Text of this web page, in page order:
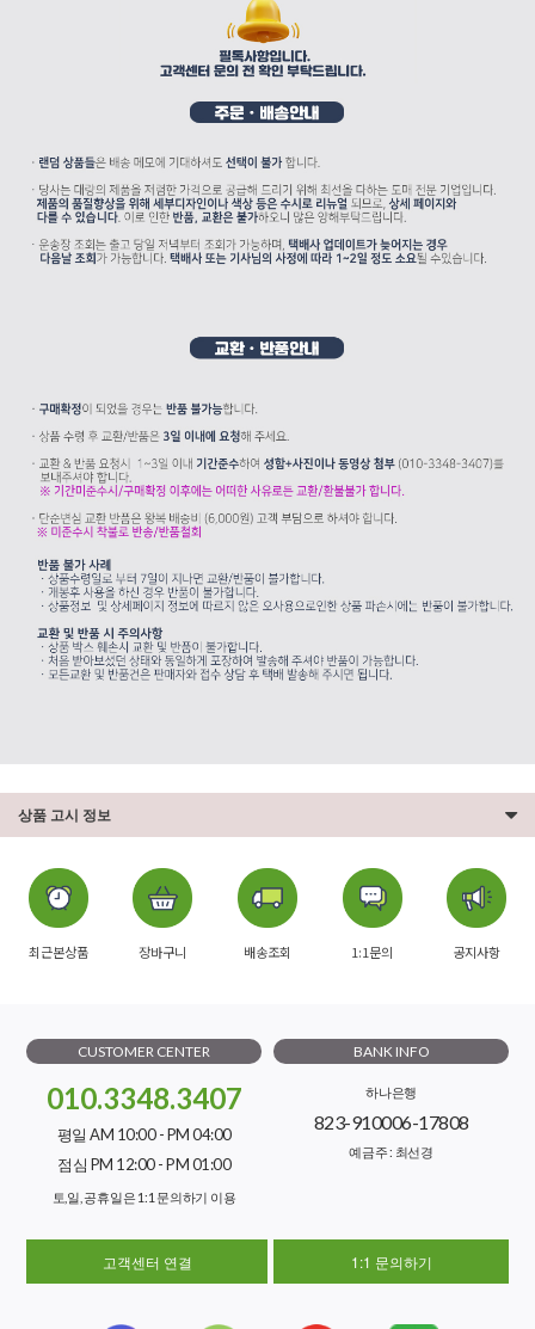
상품 고시 정보
최근본상품 장바구니 배송조회 1:1문의 공지사항
CUSTOMER CENTER
010.3348.3407
평일 AM 10:00 - PM 04:00
점심 PM 12:00 - PM 01:00
토,일, 공휴일은 1:1 문의하기 이용
BANK INFO
하나은행
823-910006-17808
예금주 : 최선경
고객센터 연결 1:1 문의하기